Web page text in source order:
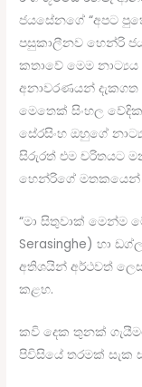
ජයසේනගේ “අපට
පසුකාලීනව හෙන්රි
කතාවේ මෙම නාට්‍යය
අනාවරණයන්
මෙතෙක් සිංහල
සේරසිංහ ඔහුගේ
සිරුරත් එම චරිතයට
හෙන්රිගේ
“මා සිතුවාක් මෙන්ම
Serasinghe) හා
අතිශයින් අර්ථවත්
කළහ.
කවි දෙක තුනක්
පිවිසියේ තරමක් සැක